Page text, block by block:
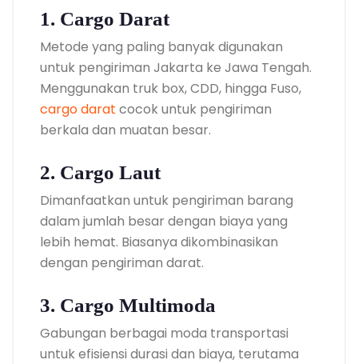
1. Cargo Darat
Metode yang paling banyak digunakan
untuk pengiriman Jakarta ke Jawa Tengah.
Menggunakan truk box, CDD, hingga Fuso,
cargo darat cocok untuk pengiriman
berkala dan muatan besar.
2. Cargo Laut
Dimanfaatkan untuk pengiriman barang
dalam jumlah besar dengan biaya yang
lebih hemat. Biasanya dikombinasikan
dengan pengiriman darat.
3. Cargo Multimoda
Gabungan berbagai moda transportasi
untuk efisiensi durasi dan biaya, terutama